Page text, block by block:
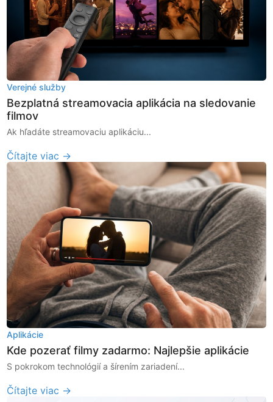
Verejné služby
Bezplatná streamovacia aplikácia na sledovanie
filmov
Ak hľadáte streamovaciu aplikáciu...
Čítajte viac →
Aplikácie
Kde pozerať filmy zadarmo: Najlepšie aplikácie
S pokrokom technológií a šírením zariadení...
Čítajte viac →